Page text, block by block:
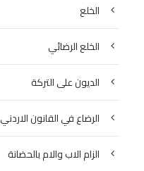
الخلع
الخلع الرضائي
الديون على التركة
الرضاع في القانون الاردني
الزام الاب والام بالحضانة